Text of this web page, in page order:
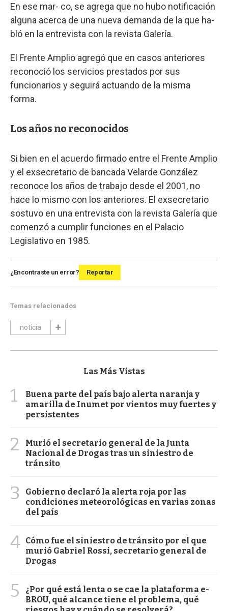
En ese mar- co, se agrega que no hubo notificación
alguna acerca de una nueva demanda de la que ha-
bló en la entrevista con la revista Galería.
El Frente Amplio agregó que en casos anteriores
reconoció los servicios prestados por sus
funcionarios y seguirá actuando de la misma
forma.
Los años no reconocidos
Si bien en el acuerdo firmado entre el Frente Amplio
y el exsecretario de bancada Velarde González
reconoce los años de trabajo desde el 2001, no
hace lo mismo con los anteriores. El exsecretario
sostuvo en una entrevista con la revista Galería que
comenzó a cumplir funciones en el Palacio
Legislativo en 1985.
¿Encontraste un error? Reportar
Temas relacionados
noticia
Las Más Vistas
1
Buena parte del país bajo alerta naranja y
amarilla de Inumet por vientos muy fuertes y
persistentes
2
Murió el secretario general de la Junta
Nacional de Drogas tras un siniestro de
tránsito
3
Gobierno declaró la alerta roja por las
condiciones meteorológicas en varias zonas
del país
4 Cómo fue el siniestro de tránsito por el que
murió Gabriel Rossi, secretario general de
Drogas
5
¿Por qué está lenta o se cae la plataforma e-
BROU, qué alcance tiene el problema, qué